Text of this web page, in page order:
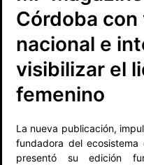
Córdoba con
nacional e
visibilizar el
femenino
La nueva publicación,
fundadora del
presentó su edición